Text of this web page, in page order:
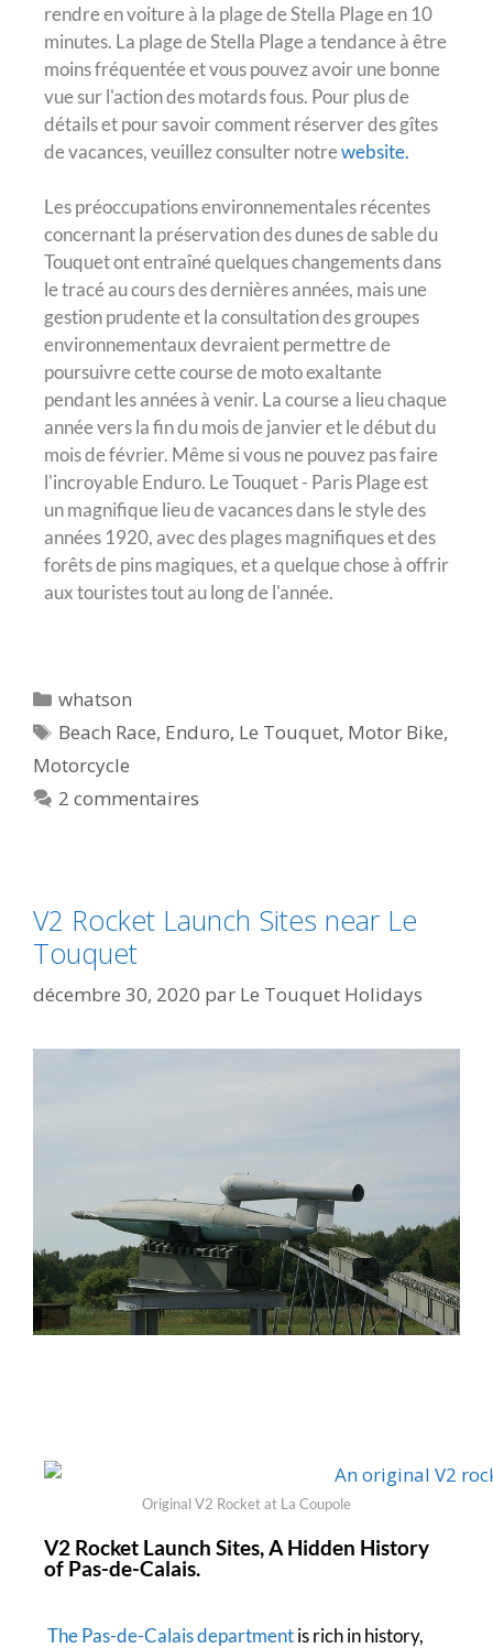
rendre en voiture à la plage de Stella Plage en 10
minutes. La plage de Stella Plage a tendance à être
moins fréquentée et vous pouvez avoir une bonne
vue sur l'action des motards fous. Pour plus de
détails et pour savoir comment réserver des gîtes
de vacances, veuillez consulter notrewebsite.
Les préoccupations environnementales récentes
concernant la préservation des dunes de sable du
Touquet ont entraîné quelques changements dans
le tracé au cours des dernières années, mais une
gestion prudente et la consultation des groupes
environnementaux devraient permettre de
poursuivre cette course de moto exaltante
pendant les années à venir. La course a lieu chaque
année vers la fin du mois de janvier et le début du
mois de février. Même si vous ne pouvez pas faire
l'incroyable Enduro. Le Touquet - Paris Plage est
un magnifique lieu de vacances dans le style des
années 1920, avec des plages magnifiques et des
forêts de pins magiques, et a quelque chose à offrir
aux touristes tout au long de l'année.
whatson
Beach Race, Enduro, Le Touquet, Motor Bike,
Motorcycle
2 commentaires
V2 Rocket Launch Sites near Le
Touquet
décembre 30, 2020 par Le Touquet Holidays
Original V2 Rocket at La Coupole
V2 Rocket Launch Sites, A Hidden History
of Pas-de-Calais.
The Pas-de-Calais departmentis rich in history,